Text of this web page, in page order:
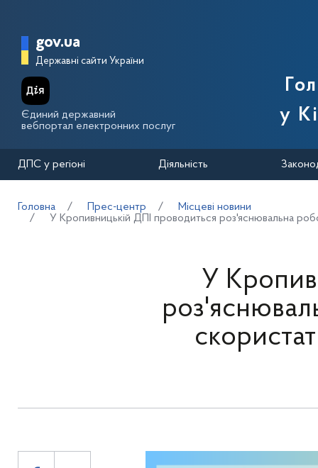
Головна сторінка Державної
gov.ua
Державні сайти України
Єдиний державний
вебпортал електронних послуг
у
ДПС у регіоні Діяльність
Головна Прес-центр
Місцеві новини
У Кропивницькій ДПІ проводиться роз'яснювальна
У